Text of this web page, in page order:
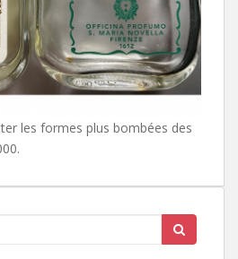
les formes plus bombées des